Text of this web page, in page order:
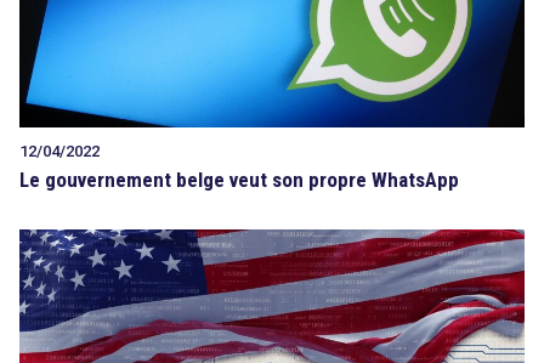
12/04/2022
Le gouvernement belge veut son propre WhatsApp